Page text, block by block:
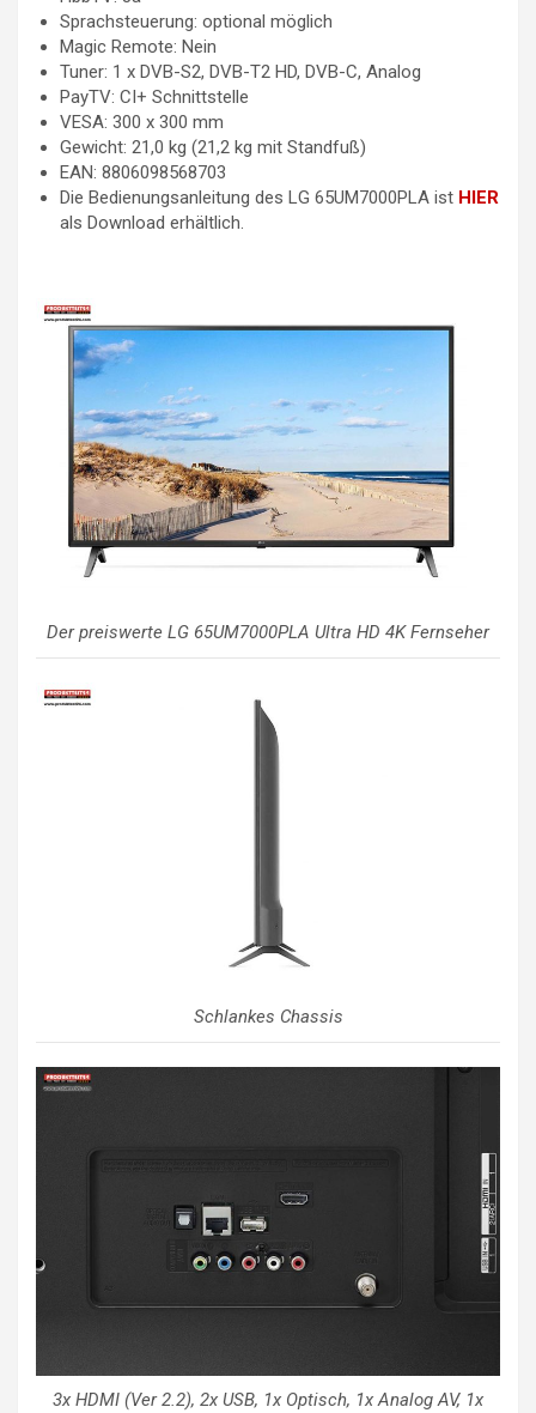
Sprachsteuerung: optional möglich
Magic Remote: Nein
Tuner: 1 x DVB-S2, DVB-T2 HD, DVB-C, Analog
PayTV: CI+ Schnittstelle
VESA: 300 x 300 mm
Gewicht: 21,0 kg (21,2 kg mit Standfuß)
EAN: 8806098568703
Die Bedienungsanleitung des LG 65UM7000PLA ist HIER
als Download erhältlich.
Der preiswerte LG 65UM7000PLA Ultra HD 4K Fernseher
Schlankes Chassis
3x HDMI (Ver 2.2), 2x USB, 1x Optisch, 1x Analog AV, 1x